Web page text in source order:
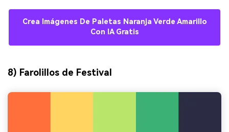
Crea Imágenes De Paletas Naranja Verde Amarillo
Con IA Gratis
8) Farolillos de Festival